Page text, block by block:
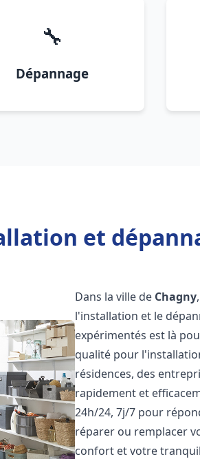
🔧
Dépannage
et
Dans la ville de Chagny
l'installation et le
expérimentés est là
qualité pour
résidences, des
rapidement et
24h/24, 7j/7 pour
réparer ou remplacer
confort et votre